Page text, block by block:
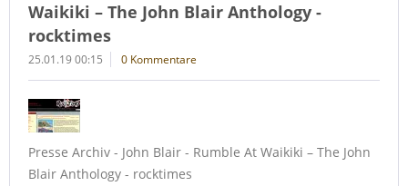
Waikiki – The John Blair Anthology -
rocktimes
25.01.19 00:15 0 Kommentare
Presse Archiv - John Blair - Rumble At Waikiki – The John
Blair Anthology - rocktimes